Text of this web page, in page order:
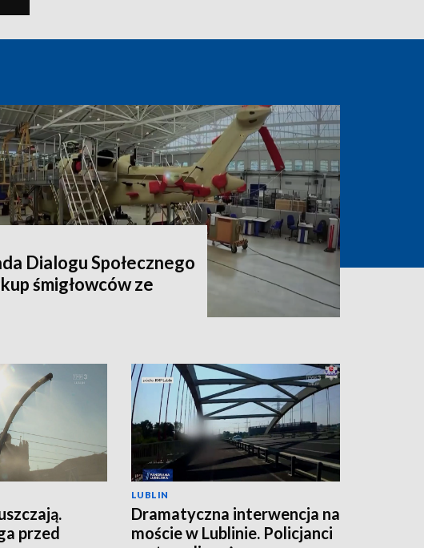
Dialogu Społecznego
śmigłowców ze
przed
LUBLIN
Dramatyczna interwencja na
moście w Lublinie. Policjanci